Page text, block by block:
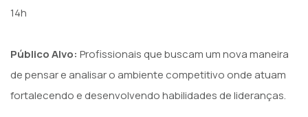
14h
Público Alvo: Profissionais que buscam um nova maneira
de pensar e analisar o ambiente competitivo onde atuam
fortalecendo e desenvolvendo habilidades de lideranças.